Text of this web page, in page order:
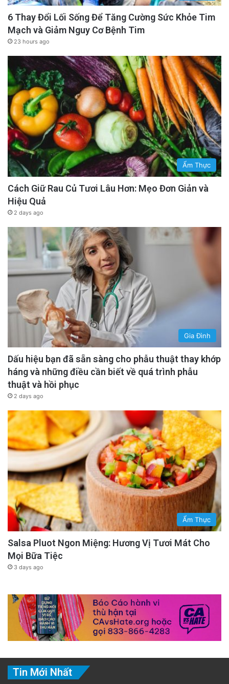
6 Thay Đổi Lối Sống Để Tăng Cường Sức Khỏe Tim
Mạch và Giảm Nguy Cơ Bệnh Tim
23 hours ago
Ẩm Thực
Cách Giữ Rau Củ Tươi Lâu Hơn: Mẹo Đơn Giản và
Hiệu Quả
2 days ago
Gia Đình
Dấu hiệu bạn đã sẵn sàng cho phẫu thuật thay khớp
háng và những điều cần biết về quá trình phẫu
thuật và hồi phục
2 days ago
Ẩm Thực
Salsa Pluot Ngon Miệng: Hương Vị Tươi Mát Cho
Mọi Bữa Tiệc
3 days ago
Tin Mới Nhất